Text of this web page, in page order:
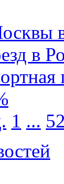
в
1 ...